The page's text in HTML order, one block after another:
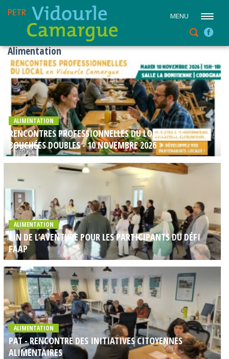
MENU
Alimentation
ALIMENTATION
RENCONTRES PROFESSIONNELLES DU LOCAL - LES
BOUCHÉES DOUBLES - 10 NOVEMBRE 2026
ALIMENTATION
FIN DE L’AVENTURE POUR LES PARTICIPANTS DU DÉFI
FAAP
ALIMENTATION
PAT - RENCONTRE DES INITIATIVES CITOYENNES
ALIMENTAIRES